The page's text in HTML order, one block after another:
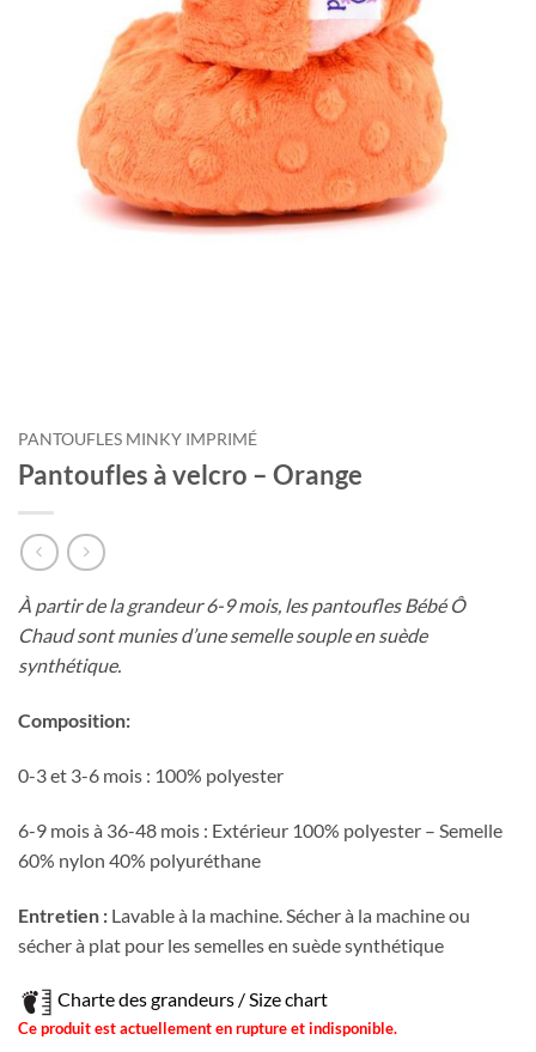
PANTOUFLES MINKY IMPRIMÉ
Pantoufles à velcro – Orange
À partir de la grandeur 6-9 mois, les pantoufles Bébé Ô
Chaud sont munies d’une semelle souple en suède
synthétique.
Composition:
0-3 et 3-6 mois : 100% polyester
6-9 mois à 36-48 mois : Extérieur 100% polyester – Semelle
60% nylon 40% polyuréthane
Entretien : Lavable à la machine. Sécher à la machine ou
sécher à plat pour les semelles en suède synthétique
Charte des grandeurs / Size chart
Ce produit est actuellement en rupture et indisponible.